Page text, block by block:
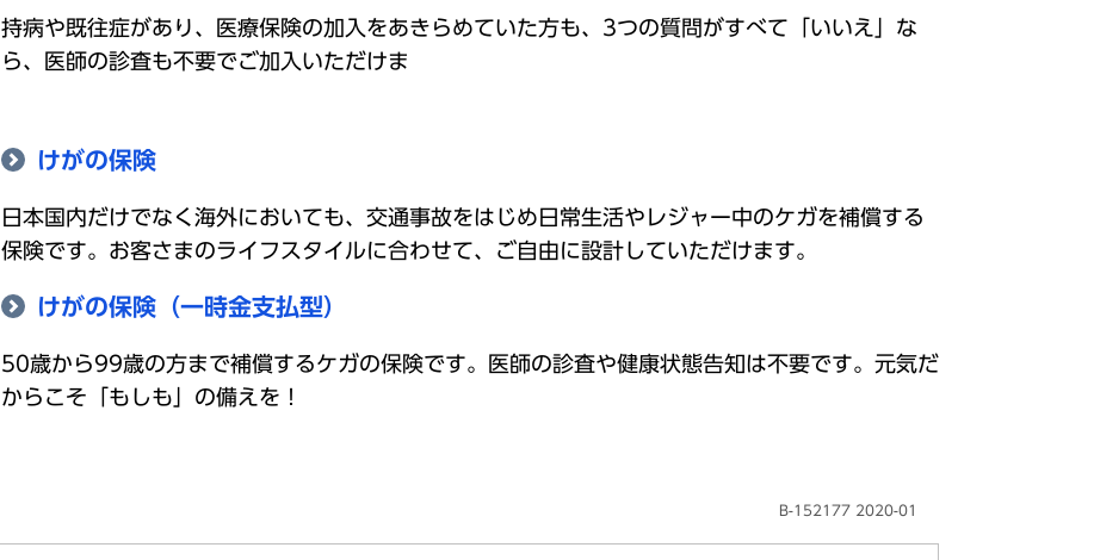
持病や既往症があり、医療保険の加入をあきらめていた方も、3つの質問がすべて「いいえ」な
ら、医師の診査も不要でご加入いただけま
けがの保険
日本国内だけでなく海外においても、交通事故をはじめ日常生活やレジャー中のケガを補償する
保険です。お客さまのライフスタイルに合わせて、ご自由に設計していただけます。
けがの保険（一時金支払型）
50歳から99歳の方まで補償するケガの保険です。医師の診査や健康状態告知は不要です。元気だ
からこそ「もしも」の備えを！
B-152177 2020-01